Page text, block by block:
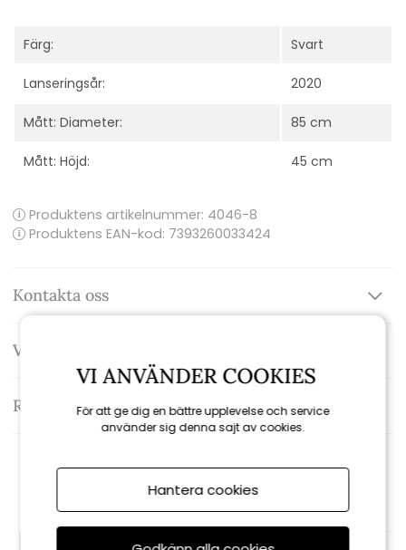
Färg: Svart
Lanseringsår: 2020
Mått: Diameter: 85 cm
Mått: Höjd: 45 cm
Produktens artikelnummer: 4046-8
Produktens EAN-kod: 7393260033424
Kontakta oss
Varumärke: Brafab
Recensioner
Rekommenderade tillbehör
VI ANVÄNDER COOKIES
För att ge dig en bättre upplevelse och service
använder sig denna sajt av cookies.
Hantera cookies